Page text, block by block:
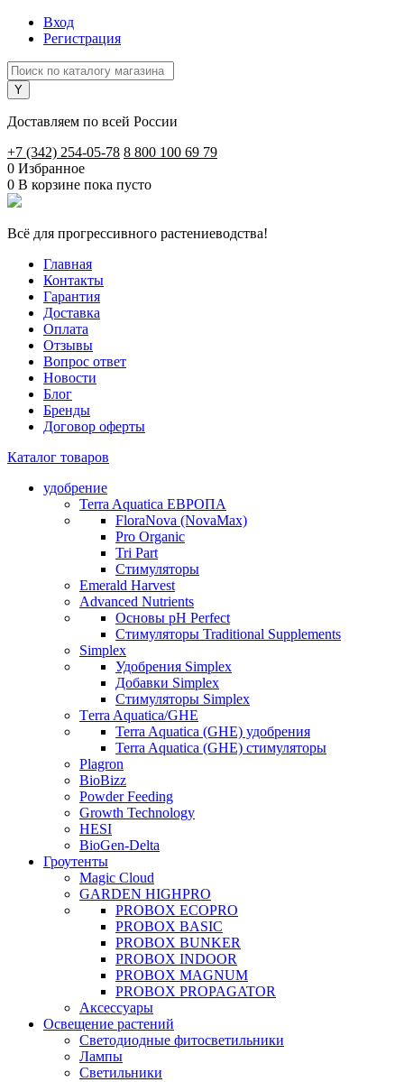
Вход
Регистрация
Доставляем по всей России
+7 (342) 254-05-78 8 800 100 69 79
0 Избранное
0 В корзине пока пусто
Всё для прогрессивного растениеводства!
Главная
Контакты
Гарантия
Доставка
Оплата
Отзывы
Вопрос ответ
Новости
Блог
Бренды
Договор оферты
Каталог товаров
удобрение
Terra Aquatica ЕВРОПА
FloraNova (NovaMax)
Pro Organic
Tri Part
Стимуляторы
Emerald Harvest
Advanced Nutrients
Основы pH Perfect
Стимуляторы Traditional Supplements
Simplex
Удобрения Simplex
Добавки Simplex
Стимуляторы Simplex
Тerra Aquatica/GHE
Terra Aquatica (GHE) удобрения
Terra Aquatica (GHE) стимуляторы
Plagron
BioBizz
Powder Feeding
Growth Technology
HESI
BioGen-Delta
Гроутенты
Magic Cloud
GARDEN HIGHPRO
PROBOX ECOPRO
PROBOX BASIC
PROBOX BUNKER
PROBOX INDOOR
PROBOX MAGNUM
PROBOX PROPAGATOR
Аксессуары
Освещение растений
Светодиодные фитосветильники
Лампы
Светильники